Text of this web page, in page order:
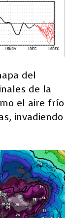
del
de la
el aire frío
invadiendo